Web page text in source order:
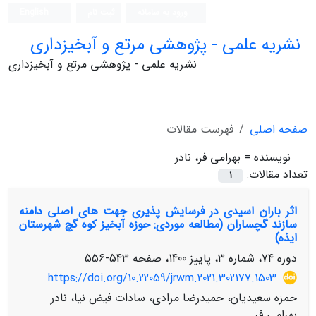
نشریه علمی - پژوهشی مرتع و آبخیزداری
نشریه علمی - پژوهشی مرتع و آبخیزداری
صفحه اصلی
فهرست مقالات
نویسنده = بهرامی فر، نادر
تعداد مقالات:
1
اثر باران اسیدی در فرسایش پذیری جهت های اصلی دامنه
سازند گچساران (مطالعه موردی: حوزه آبخیز کوه گچ شهرستان
ایذه)
دوره 74، شماره 3، پاییز 1400، صفحه
543-556
https://doi.org/10.22059/jrwm.2021.302177.1503
حمزه سعیدیان، حمیدرضا مرادی، سادات فیض نیا، نادر